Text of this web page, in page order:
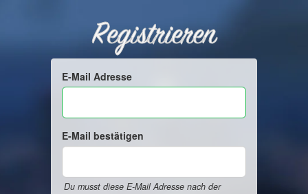
Registrieren
E-Mail Adresse
E-Mail bestätigen
Du musst diese E-Mail Adresse nach der